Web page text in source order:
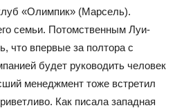
«Олимпик» (Марсель).
семьи. Потомственным Луи-
что впервые за полтора с
будет руководить человек
менеджмент тоже встретил
Как писала западная